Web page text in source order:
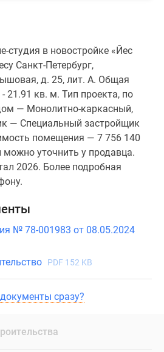
студия в новостройке «Йес
Санкт-Петербург,
д. 25, лит. А. Общая
кв. м. Тип проекта, по
— Монолитно-каркасный,
— Специальный застройщик
помещения — 7 756 140
уточнить у продавца.
2026. Более подробная
№ 78-001983 от 08.05.2024
PDF 152 KB
сразу?